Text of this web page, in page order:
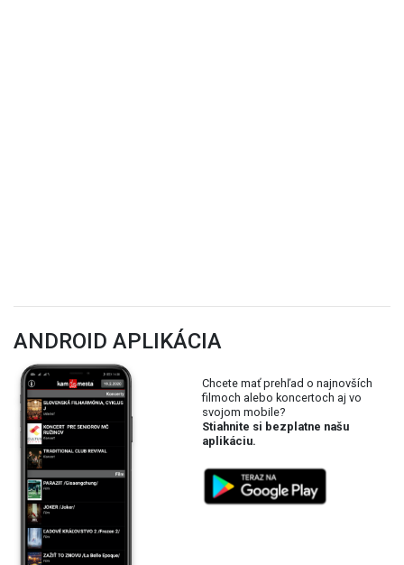
ANDROID APLIKÁCIA
Chcete mať prehľad o najnovších
filmoch alebo koncertoch aj vo
svojom mobile?
Stiahnite si bezplatne našu
aplikáciu.